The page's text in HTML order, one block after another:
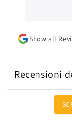
Show all
Recensioni